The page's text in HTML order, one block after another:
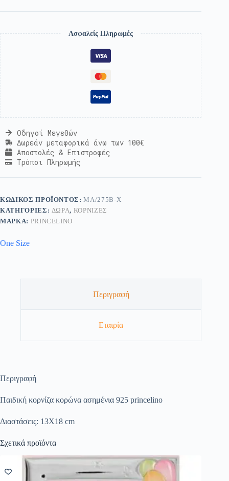
Ασφαλείς Πληρωμές
Οδηγοί Μεγεθών
Δωρεάν μεταφορικά άνω των 100€
Αποστολές & Επιστροφές
Τρόποι Πληρωμής
ΚΩΔΙΚΌΣ ΠΡΟΪΌΝΤΟΣ:MA/275Β-Χ
ΚΑΤΗΓΟΡΊΕΣ: ΔΏΡΑ, ΚΟΡΝΊΖΕΣ
ΜΆΡΚΑ: PRINCELINO
One Size
Περιγραφή
Εταιρία
Περιγραφή
Παιδική κορνίζα κορώνα ασημένια 925 princelino
Διαστάσεις: 13Χ18 cm
Σχετικά προϊόντα